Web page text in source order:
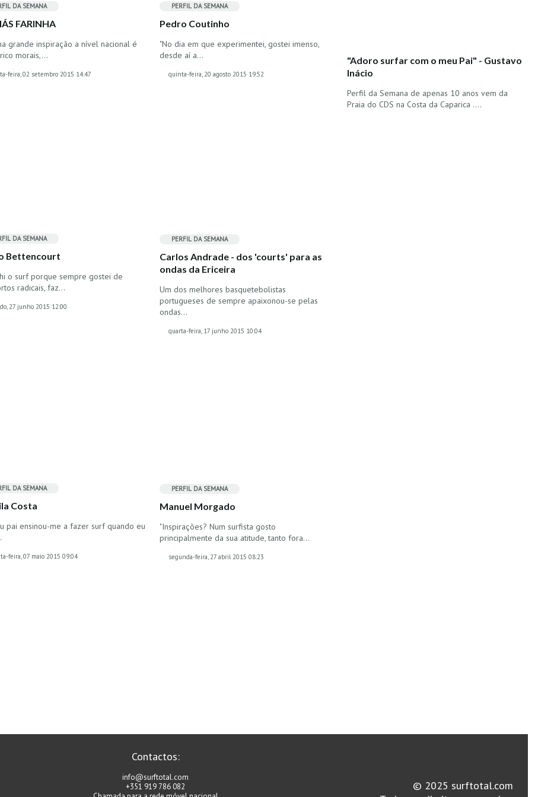
DA SEMANA
FARINHA
grande inspiração a nível nacional é
morais,…
feira, 02 setembro 2015 14:47
PERFIL DA SEMANA
Pedro Coutinho
"No dia em que experimentei, gostei imenso,
desde aí a…
quinta-feira, 20 agosto 2015 19:52
DA SEMANA
Bettencourt
o surf porque sempre gostei de
radicais, faz…
27 junho 2015 12:00
PERFIL DA SEMANA
Carlos Andrade - dos 'courts' para as
ondas da Ericeira
Um dos melhores basquetebolistas
portugueses de sempre apaixonou-se pelas
ondas…
quarta-feira, 17 junho 2015 10:04
DA SEMANA
Costa
pai ensinou-me a fazer surf quando eu
feira, 07 maio 2015 09:04
PERFIL DA SEMANA
Manuel Morgado
"Inspirações? Num surfista gosto
principalmente da sua atitude, tanto fora…
segunda-feira, 27 abril 2015 08:23
"Adoro surfar com o meu Pai" - Gustavo
Inácio
Perfil da Semana de apenas 10 anos vem da
Praia do CDS na Costa da Caparica ....
Contactos:
info@surftotal.com
+351 919 786 082
© 2025 surftotal.com